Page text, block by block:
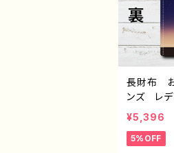
長財布
ンズ レ
かっこ
美しい
ストレー
¥5,396
5%OFF